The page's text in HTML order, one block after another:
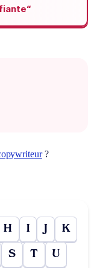
?
H I J K
S T U